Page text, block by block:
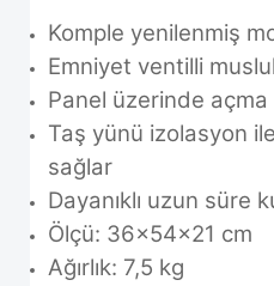
Komple yenilenmiş
Emniyet ventilli
Panel üzerinde açma
Taş yünü izolasyon
sağlar
Dayanıklı uzun süre
Ölçü: 36x54x21 cm
Ağırlık: 7,5 kg